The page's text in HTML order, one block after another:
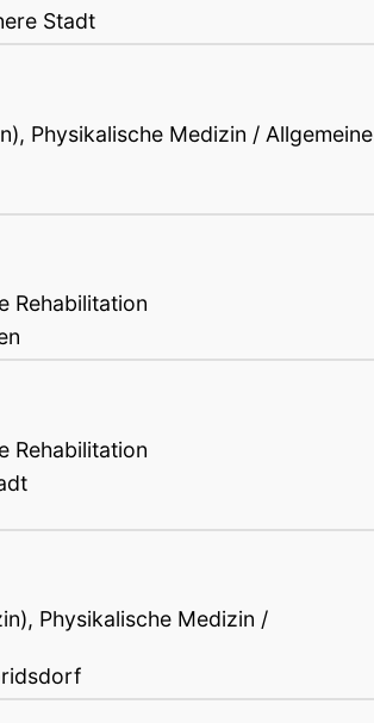
Stadt
Physikalische Medizin / Allgemeine
Rehabilitation
Rehabilitation
Physikalische Medizin /